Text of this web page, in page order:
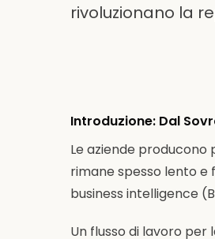
rivoluzionano la
Introduzione: Dal
Le aziende producono
rimane spesso lento e
business intelligence
Un flusso di lavoro per